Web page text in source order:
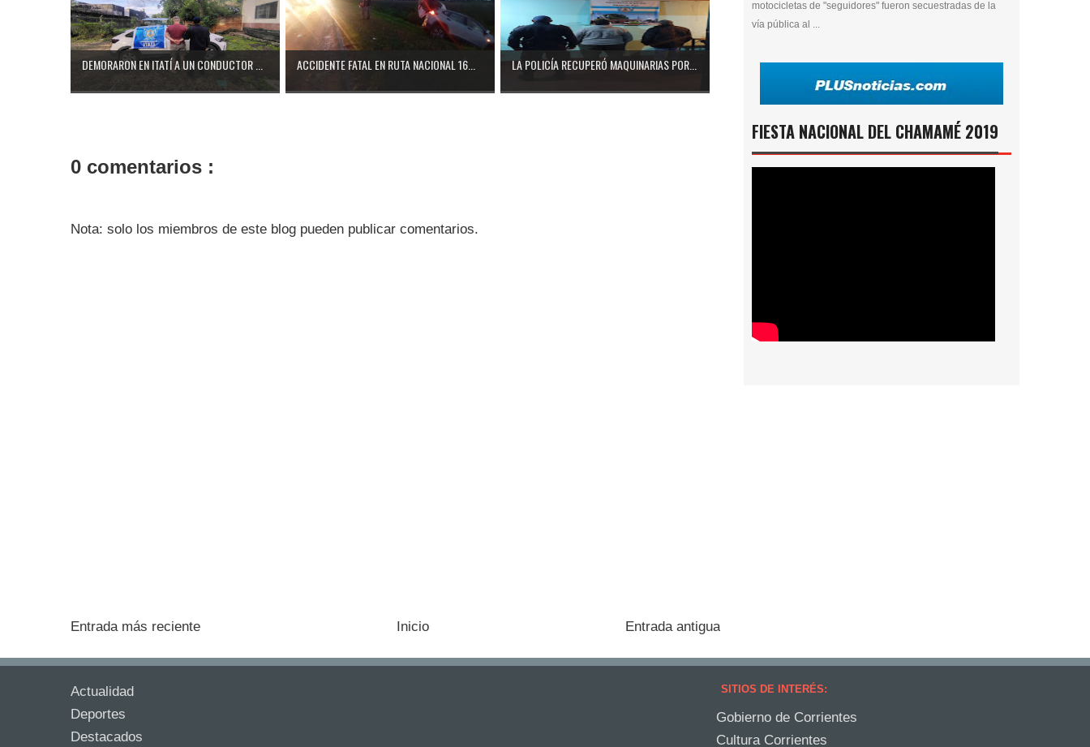
DEMORARON EN ITATÍ A UN CONDUCTOR ... ACCIDENTE FATAL EN RUTA NACIONAL 16... LA POLICÍA RECUPERÓ MAQUINARIAS POR...
0 comentarios :
Nota: solo los miembros de este blog pueden publicar comentarios.
Entrada más reciente Entrada antigua
Inicio
motocicletas de "seguidores" fueron secuestradas de la
vía pública al ...
FIESTA NACIONAL DEL CHAMAMÉ 2019
Actualidad
Deportes
Destacados
SITIOS DE INTERÉS:
Gobierno de Corrientes
Cultura Corrientes